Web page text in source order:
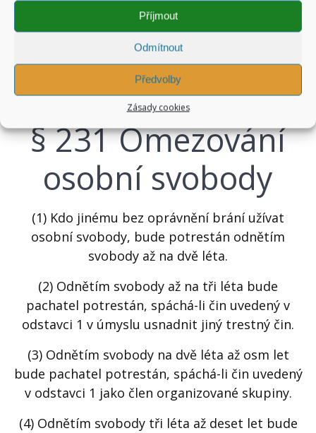
Příjmout
Odmítnout
Předvolby
Zásady cookies
bude pachatel potrestán, způsobí-li činem
uvedeným v odstavci 1 těžkou újmu na zdraví.
(4) Odnětím svobody na tři léta až osm let bude
pachatel potrestán, způsobí-li činem uvedeným
v odstavci 1 smrt.
§ 231 Omezování
osobní svobody
(1) Kdo jinému bez oprávnění brání užívat
osobní svobody, bude potrestán odnětím
svobody až na dvě léta.
(2) Odnětím svobody až na tři léta bude
pachatel potrestán, spáchá-li čin uvedený v
odstavci 1 v úmyslu usnadnit jiný trestný čin.
(3) Odnětím svobody na dvě léta až osm let
bude pachatel potrestán, spáchá-li čin uvedený
v odstavci 1 jako člen organizované skupiny.
(4) Odnětím svobody tři léta až deset let bude